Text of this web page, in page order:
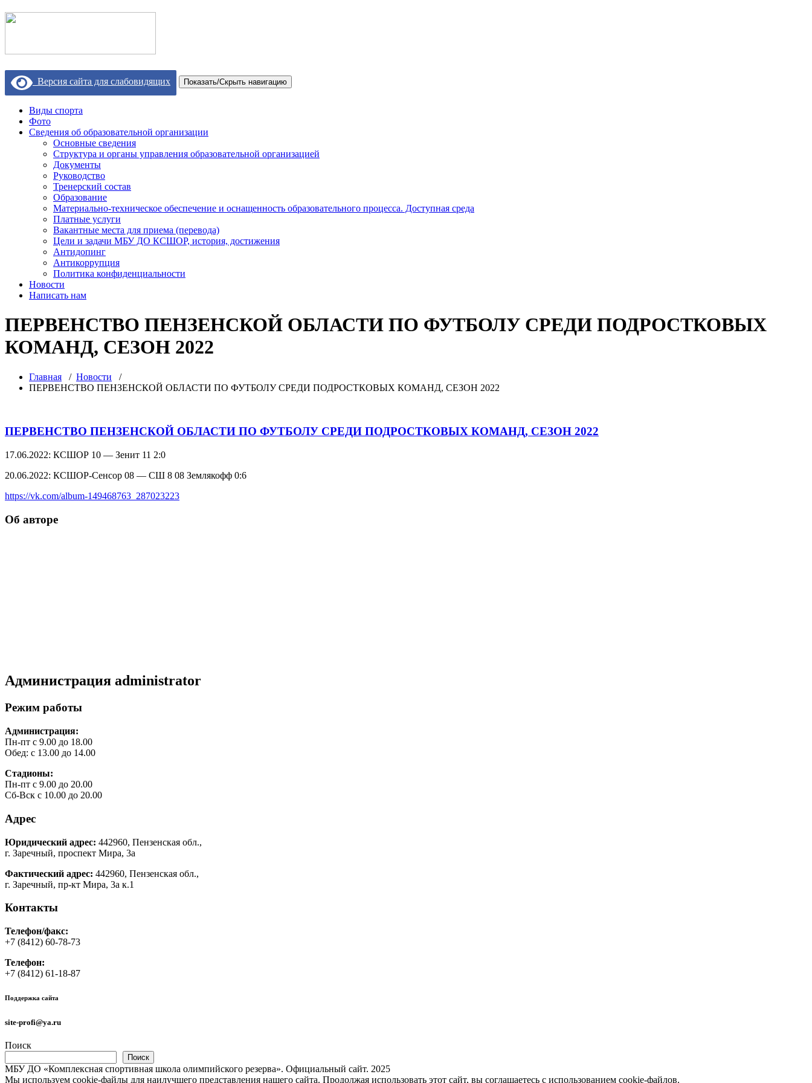
Версия сайта для слабовидящих Показать/Скрыть навигацию
Виды спорта
Фото
Сведения об образовательной организации
Основные сведения
Структура и органы управления образовательной организацией
Документы
Руководство
Тренерский состав
Образование
Материально-техническое обеспечение и оснащенность образовательного процесса. Доступная среда
Платные услуги
Вакантные места для приема (перевода)
Цели и задачи МБУ ДО КСШОР, история, достижения
Антидопинг
Антикоррупция
Политика конфиденциальности
Новости
Написать нам
ПЕРВЕНСТВО ПЕНЗЕНСКОЙ ОБЛАСТИ ПО ФУТБОЛУ СРЕДИ ПОДРОСТКОВЫХ
КОМАНД, СЕЗОН 2022
Главная / Новости /
ПЕРВЕНСТВО ПЕНЗЕНСКОЙ ОБЛАСТИ ПО ФУТБОЛУ СРЕДИ ПОДРОСТКОВЫХ КОМАНД, СЕЗОН 2022
ПЕРВЕНСТВО ПЕНЗЕНСКОЙ ОБЛАСТИ ПО ФУТБОЛУ СРЕДИ ПОДРОСТКОВЫХ КОМАНД, СЕЗОН 2022
17.06.2022: КСШОР 10 — Зенит 11 2:0
20.06.2022: КСШОР-Сенсор 08 — СШ 8 08 Землякофф 0:6
https://vk.com/album-149468763_287023223
Об авторе
Администрация administrator
Режим работы
Администрация:
Пн-пт с 9.00 до 18.00
Обед: с 13.00 до 14.00
Стадионы:
Пн-пт с 9.00 до 20.00
Сб-Вск с 10.00 до 20.00
Адрес
Юридический адрес: 442960, Пензенская обл.,
г. Заречный, проспект Мира, 3а
Фактический адрес: 442960, Пензенская обл.,
г. Заречный, пр-кт Мира, 3а к.1
Контакты
Телефон/факс:
+7 (8412) 60-78-73
Телефон:
+7 (8412) 61-18-87
Поддержка сайта
site-profi@ya.ru
Поиск
Поиск
МБУ ДО «Комплексная спортивная школа олимпийского резерва». Официальный сайт. 2025
Мы используем cookie-файлы для наилучшего представления нашего сайта. Продолжая использовать этот сайт, вы соглашаетесь с использованием cookie-файлов.